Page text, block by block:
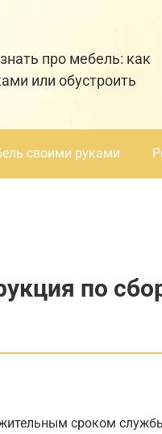
про мебель: как
или обустроить
своими руками
по
сроком